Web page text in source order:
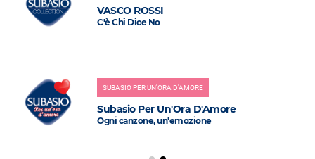
VASCO ROSSI
C'è Chi Dice No
SUBASIO PER UN'ORA D'AMORE
Subasio Per Un'Ora D'Amore
Ogni canzone, un'emozione